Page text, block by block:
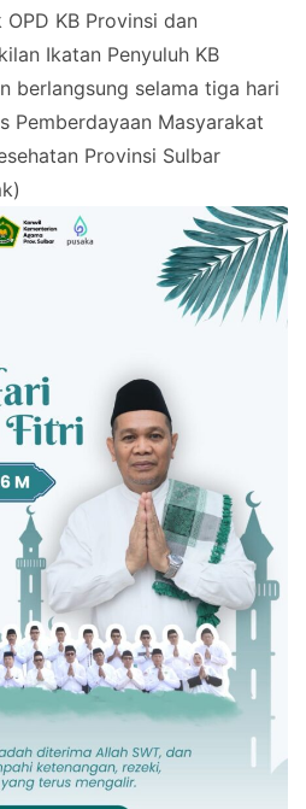
KB Provinsi dan
Ikatan Penyuluh KB
berlangsung selama tiga hari
Pemberdayaan Masyarakat
Provinsi Sulbar